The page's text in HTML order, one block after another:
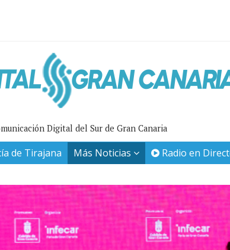
Digital del Sur de Gran Canaria
de Tirajana Más Noticias Radio en